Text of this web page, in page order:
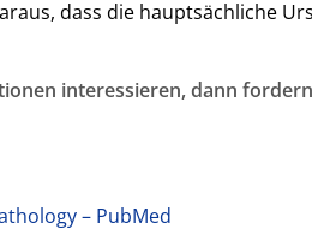
dass die hauptsächliche
interessieren, dann
– PubMed